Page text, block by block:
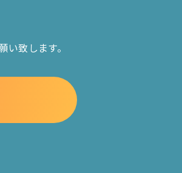
致します。